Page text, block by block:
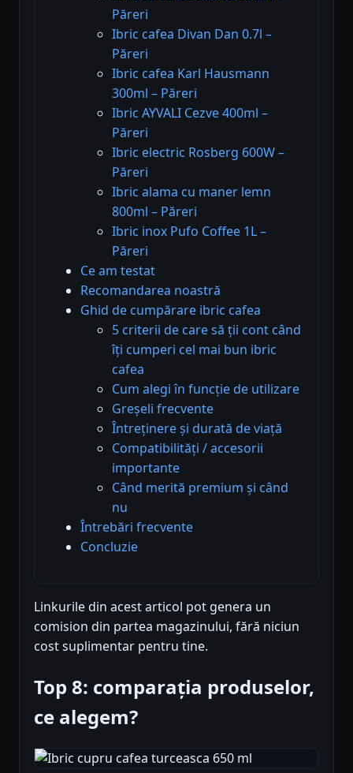
Păreri
Ibric cafea Divan Dan 0.7l –
Păreri
Ibric cafea Karl Hausmann
300ml – Păreri
Ibric AYVALI Cezve 400ml –
Păreri
Ibric electric Rosberg 600W –
Păreri
Ibric alama cu maner lemn
800ml – Păreri
Ibric inox Pufo Coffee 1L –
Păreri
Ce am testat
Recomandarea noastră
Ghid de cumpărare ibric cafea
5 criterii de care să ții cont când
îți cumperi cel mai bun ibric
cafea
Cum alegi în funcție de utilizare
Greșeli frecvente
Întreținere și durată de viață
Compatibilități / accesorii
importante
Când merită premium și când
nu
Întrebări frecvente
Concluzie
Linkurile din acest articol pot genera un
comision din partea magazinului, fără niciun
cost suplimentar pentru tine.
Top 8: comparația produselor,
ce alegem?